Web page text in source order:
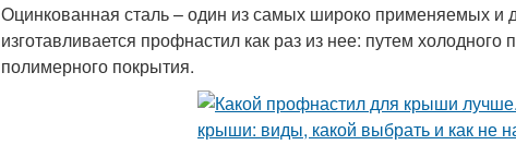
Оцинкованная сталь – один из самых широко применяемых и
изготавливается профнастил как раз из нее: путем
полимерного покрытия.